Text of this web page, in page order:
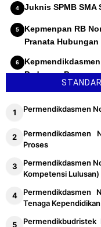
Juknis SPMB SMA
Kepmenpan RB
Pranata
Pedoman
Permendikdasmen
Proses
Permendikdasmen
Kompetensi Lulusan)
Permendikdasmen
Tenaga Kependidikan